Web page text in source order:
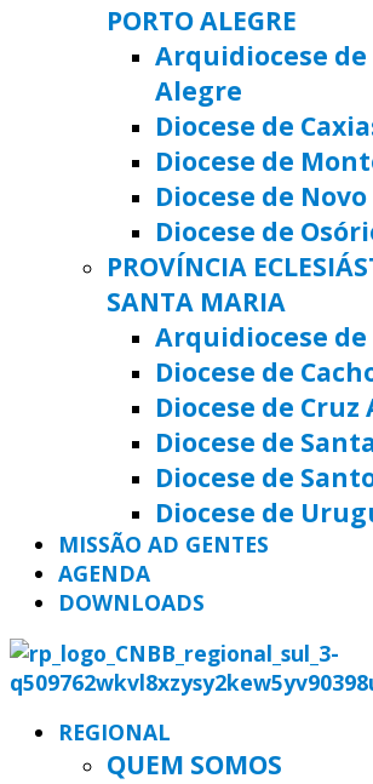
PORTO ALEGRE
Arquidiocese
Alegre
Diocese de
Diocese de
Diocese de
Diocese de
PROVÍNCIA
SANTA MARIA
Arquidiocese
Diocese de
Diocese de Cruz
Diocese de
Diocese de
Diocese de
MISSÃO AD GENTES
AGENDA
DOWNLOADS
REGIONAL
QUEM SOMOS